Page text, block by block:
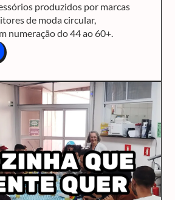
produzidos por marcas
de moda circular,
numeração do 44 ao 60+.